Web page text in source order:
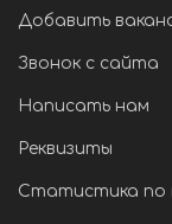
Добавить
Звонок с сайта
Написать нам
Реквизиты
Статистика по